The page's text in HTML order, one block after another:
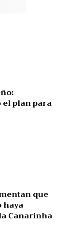
plan para
que
haya
Canarinha